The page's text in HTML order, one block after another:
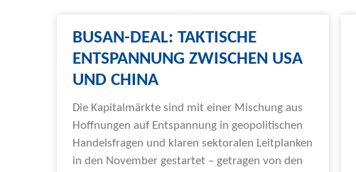
BUSAN-DEAL: TAKTISCHE
ENTSPANNUNG ZWISCHEN USA
UND CHINA
Die Kapitalmärkte sind mit einer Mischung aus
Hoffnungen auf Entspannung in geopolitischen
Handelsfragen und klaren sektoralen Leitplanken
in den November gestartet – getragen von den